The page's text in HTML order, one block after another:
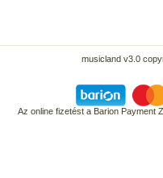
musicland v3.0
Az online fizetést a Barion Payment